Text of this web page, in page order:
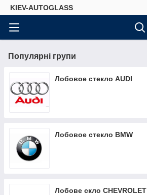
KIEV-AUTOGLASS
Популярні групи
Лобовое стекло AUDI
Лобовое стекло BMW
Лобове скло CHEVROLET